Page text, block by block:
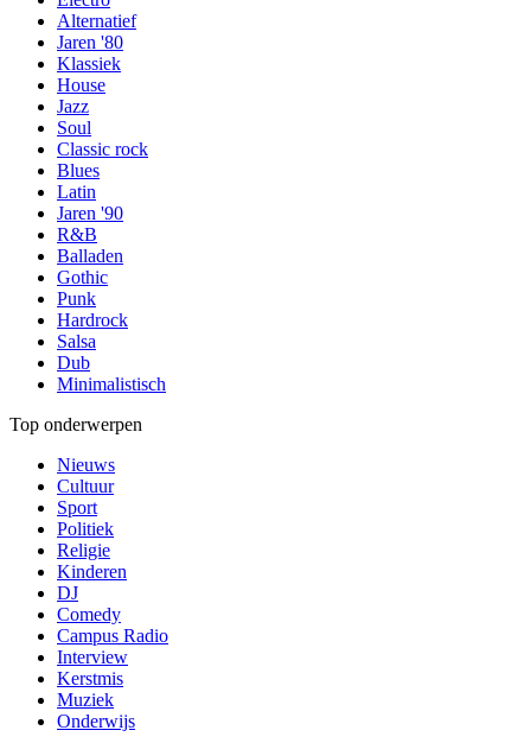
Alternatief
Jaren '80
Klassiek
House
Jazz
Soul
Classic rock
Blues
Latin
Jaren '90
R&B
Balladen
Gothic
Punk
Hardrock
Salsa
Dub
Minimalistisch
Top onderwerpen
Nieuws
Cultuur
Sport
Politiek
Religie
Kinderen
DJ
Comedy
Campus Radio
Interview
Kerstmis
Muziek
Onderwijs